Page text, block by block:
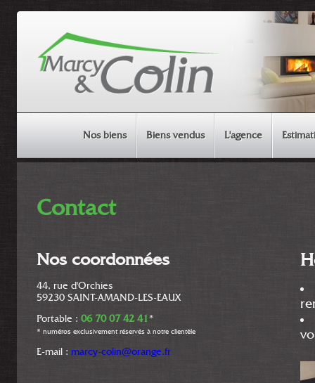
Nos biens
TERRAIN
Biens vendus L'agence
Contact
Nos coordonnées
44, rue d'Orchies
59230 SAINT-AMAND-LES-EAUX
Portable : 06 70 07 42 41 *
* numéros exclusivement réservés à notre clientèle
E-mail : marcy-colin@orange.fr